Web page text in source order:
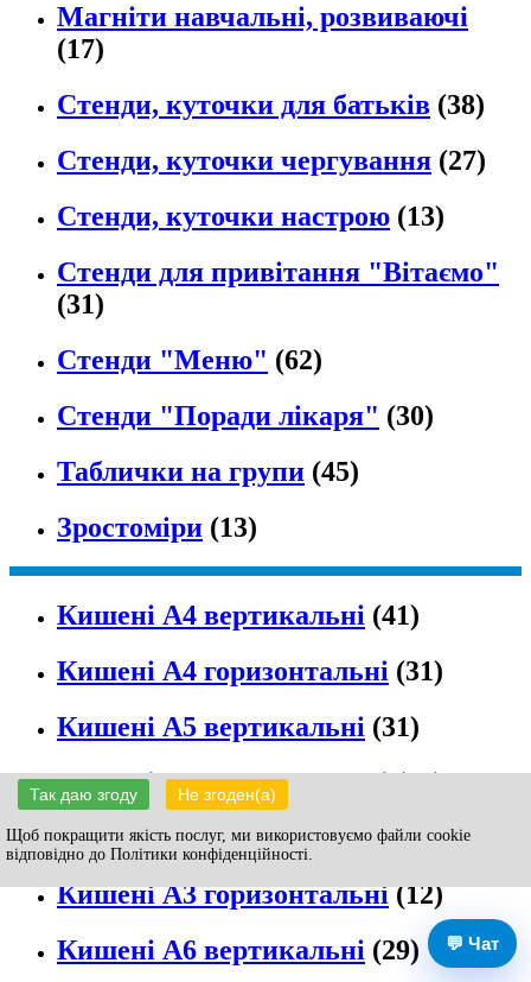
Так даю згоду Не згоден(а)
Щоб покращити якість послуг, ми використовуємо файли cookie
відповідно до Політики конфіденційності.
Магніти навчальні, розвиваючі
(17)
Стенди, куточки для батьків (38)
Стенди, куточки чергування (27)
Стенди, куточки настрою (13)
Стенди для привітання "Вітаємо"
(31)
Стенди "Меню" (62)
Стенди "Поради лікаря" (30)
Таблички на групи (45)
Зростоміри (13)
Кишені А4 вертикальні (41)
Кишені А4 горизонтальні (31)
Кишені А5 вертикальні (31)
Кишені А5 горизонтальні (32)
Кишені А3 вертикальні (12)
Кишені А3 горизонтальні (12)
Кишені А6 вертикальні (29) 💬 Чат